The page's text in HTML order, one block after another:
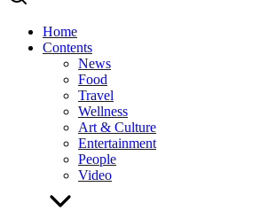
Home
Contents
News
Food
Travel
Wellness
Art & Culture
Entertainment
People
Video